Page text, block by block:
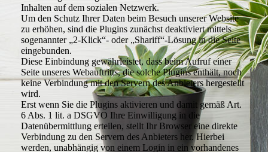
Inhalten auf dem sozialen Netzwerk.
Um den Schutz Ihrer Daten beim Besuch unserer Website
zu erhöhen, sind die Plugins zunächst deaktiviert mittels
sogenannter „2-Klick“- oder „Shariff“-Lösung in die Seite
eingebunden.
Diese Einbindung gewährleistet, dass beim Aufruf einer
Seite unseres Webauftritts, die solche Plugins enthält, noch
keine Verbindung mit den Servern des Anbieters hergestellt
wird.
Erst wenn Sie die Plugins aktivieren und damit gemäß Art.
6 Abs. 1 lit. a DSGVO Ihre Einwilligung in die
Datenübermittlung erteilen, stellt Ihr Browser eine direkte
Verbindung zu den Servern des Anbieters her. Hierbei
werden, unabhängig von einem Login in ein vorhandenes